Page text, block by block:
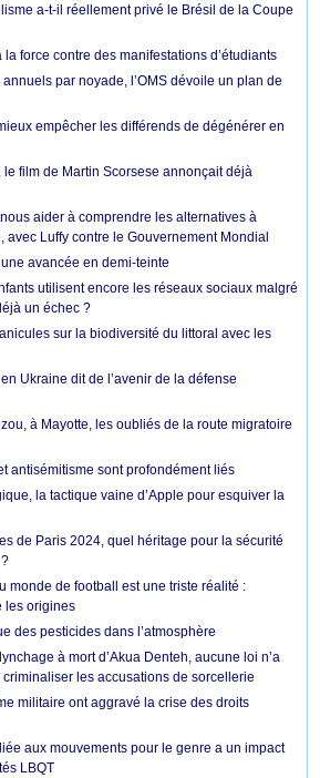
a-t-il réellement privé le Brésil de la Coupe
force contre des manifestations d’étudiants
par noyade, l’OMS dévoile un plan de
empêcher les différends de dégénérer en
le film de Martin Scorsese annonçait déjà
aider à comprendre les alternatives à
avec Luffy contre le Gouvernement Mondial
avancée en demi-teinte
utilisent encore les réseaux sociaux malgré
un échec ?
sur la biodiversité du littoral avec les
Ukraine dit de l’avenir de la défense
à Mayotte, les oubliés de la route migratoire
antisémitisme sont profondément liés
la tactique vaine d’Apple pour esquiver la
de Paris 2024, quel héritage pour la sécurité
monde de football est une triste réalité :
les origines
des pesticides dans l’atmosphère
à mort d’Akua Denteh, aucune loi n’a
les accusations de sorcellerie
militaire ont aggravé la crise des droits
aux mouvements pour le genre a un impact
LBQT